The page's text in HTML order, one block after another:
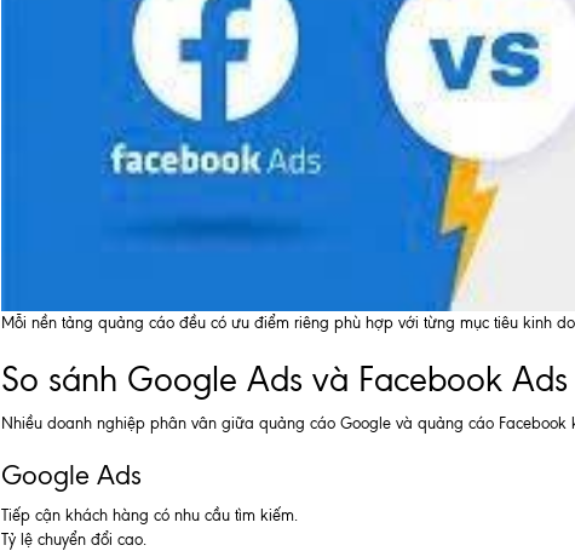
Mỗi nền tảng quảng cáo đều có ưu điểm riêng phù hợp với từng mục tiêu kinh
So sánh Google Ads và Facebook Ads
Nhiều doanh nghiệp phân vân giữa quảng cáo Google và quảng cáo Facebook
Google Ads
Tiếp cận khách hàng có nhu cầu tìm kiếm.
Tỷ lệ chuyển đổi cao.